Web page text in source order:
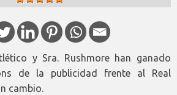
y Sra. Rushmore han ganado
de la publicidad frente al Real
cambio.